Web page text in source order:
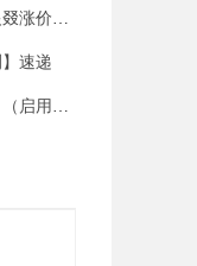
啦！！
速递
班真题）